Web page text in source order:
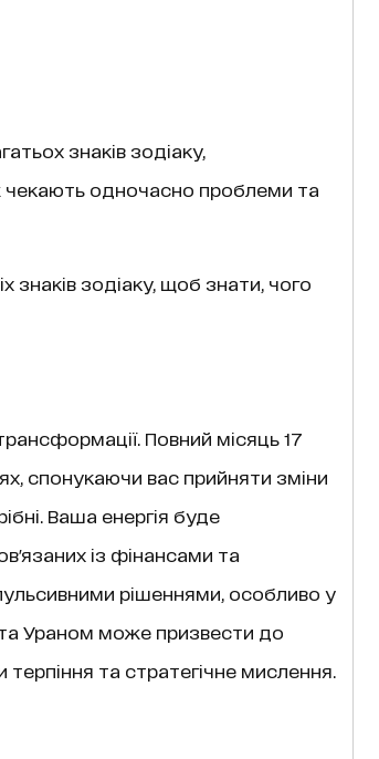
знаків зодіаку,
одночасно проблеми та
знаків зодіаку, щоб знати, чого
Повний місяць 17
спонукаючи вас прийняти зміни
Ваша енергія буде
із фінансами та
рішеннями, особливо у
Ураном може призвести до
та стратегічне мислення.